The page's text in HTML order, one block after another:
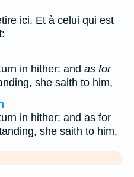
ici. Et à celui qui est
in hither: and as for
she saith to him,
in hither: and as for
she saith to him,